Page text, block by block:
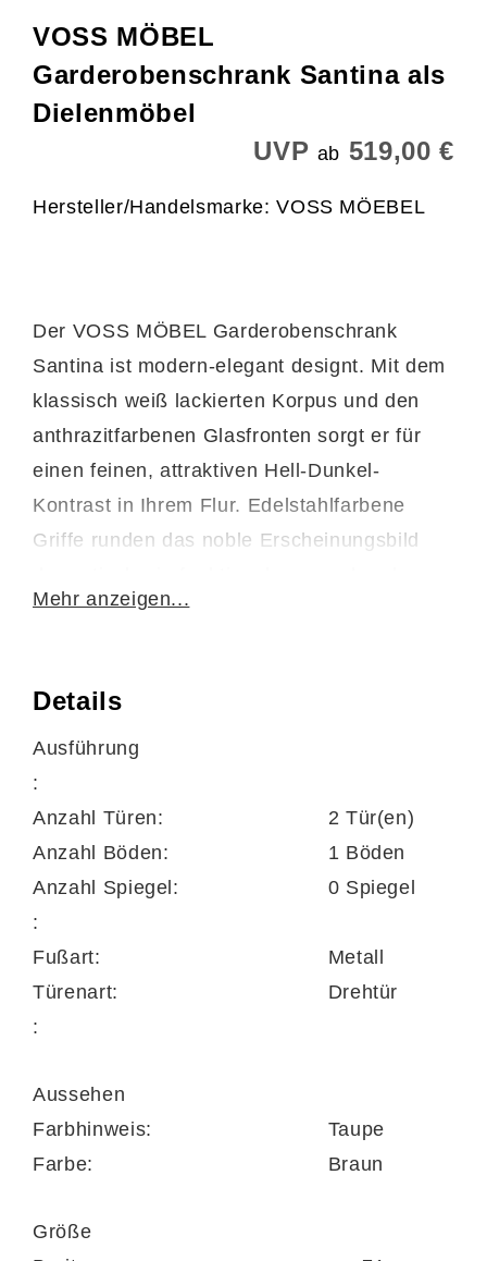
VOSS MÖBEL
Garderobenschrank Santina als
Dielenmöbel
UVP ab 519,00 €
Hersteller/Handelsmarke: VOSS MÖEBEL
Der VOSS MÖBEL Garderobenschrank
Santina ist modern-elegant designt. Mit dem
klassisch weiß lackierten Korpus und den
anthrazitfarbenen Glasfronten sorgt er für
einen feinen, attraktiven Hell-Dunkel-
Kontrast in Ihrem Flur. Edelstahlfarbene
Griffe runden das noble Erscheinungsbild
Dielengarderobe stilsicher ab.
fester Konstruktionsboden und eine
Kleiderstange. Letztere gibt Ihnen die
von Kleiderbügeln hängend aufzubewahren.
Auf dem Konstruktionsboden können Sie
mehrere Paar Schuhe optimal geschützt
belaufen sich auf ca. 71 x 193 x 37 cm
(BxHxT).
Es handelt sich um einen erstklassig
Germany, der Ihnen in zwei Korpus- und drei
Glasfarben zur Wahl steht. Demnach können
Sie ihn auf Ihren Geschmack abstimmen.
Mehr anzeigen...
Details
Ausführung
:
Anzahl Türen:
2 Tür(en)
Anzahl Böden:
1 Böden
Anzahl Spiegel:
0 Spiegel
:
Fußart:
Metall
Türenart:
Drehtür
:
Aussehen
Farbhinweis:
Taupe
Farbe:
Braun
Größe